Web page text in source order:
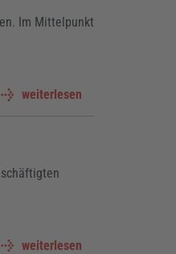
Im Mittelpunkt
weiterlesen
weiterlesen